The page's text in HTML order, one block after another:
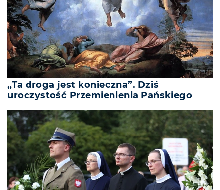
„Ta droga jest konieczna”. Dziś
uroczystość Przemienienia Pańskiego